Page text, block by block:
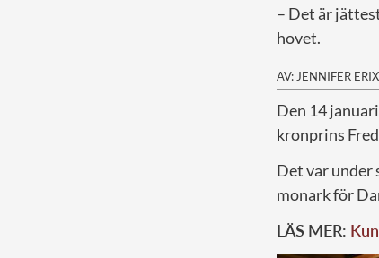
– Det är
hovet.
AV: JENNIFER
Den 14
kronprins
Det var under
monark för
LÄS MER: